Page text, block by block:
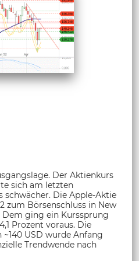
Der Aktienkurs
sich am letzten
schwächer. Die Apple-Aktie
zum Börsenschluss in New
Dem ging ein Kurssprung
Prozent voraus. Die
USD wurde Anfang
Trendwende nach